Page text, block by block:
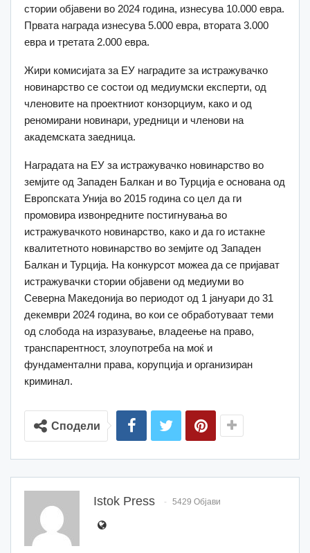
стории објавени во 2024 година, изнесува 10.000 евра.
Првата награда изнесува 5.000 евра, втората 3.000
евра и третата 2.000 евра.
Жири комисијата за ЕУ наградите за истражувачко
новинарство се состои од медиумски експерти, од
членовите на проектниот конзорциум, како и од
реномирани новинари, уредници и членови на
академската заедница.
Наградата на ЕУ за истражувачко новинарство во
земјите од Западен Балкан и во Турција е основана од
Европската Унија во 2015 година со цел да ги
промовира извонредните постигнувања во
истражувачкото новинарство, како и да го истакне
квалитетното новинарство во земјите од Западен
Балкан и Турција. На конкурсот можеа да се пријават
истражувачки стории објавени од медиуми во
Северна Македонија во периодот од 1 јануари до 31
декември 2024 година, во кои се обработуваат теми
од слобода на изразување, владеење на право,
транспарентност, злоупотреба на моќ и
фундаментални права, корупција и организиран
криминал.
Сподели
Istok Press 5429 Објави